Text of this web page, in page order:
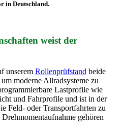
in Deutschland.
weist der
unserem Rollenprüfstand beide
moderne Allradsysteme zu
Lastprofile wie
und Fahrprofile und ist in der
Feld- oder Transportfahrten zu
gehören